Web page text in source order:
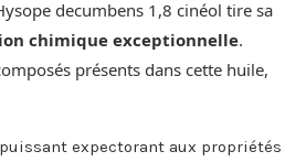
decumbens 1,8 cinéol tire sa
chimique exceptionnelle.
présents dans cette huile,
puissant expectorant aux propriétés